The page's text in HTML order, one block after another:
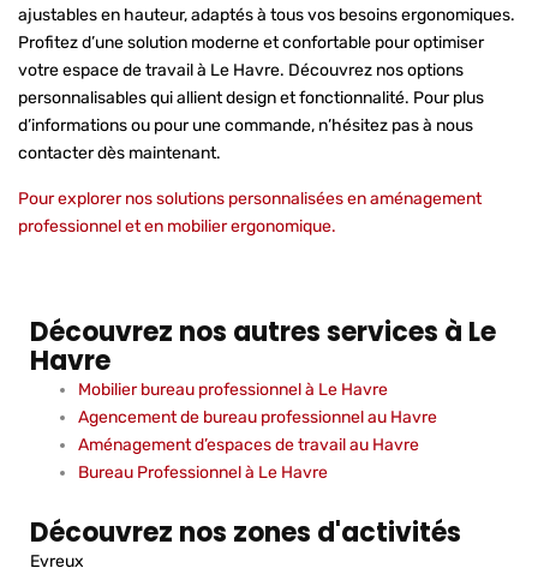
ajustables en hauteur, adaptés à tous vos besoins ergonomiques.
Profitez d’une solution moderne et confortable pour optimiser
votre espace de travail à Le Havre. Découvrez nos options
personnalisables qui allient design et fonctionnalité. Pour plus
d’informations ou pour une commande, n’hésitez pas à nous
contacter dès maintenant.
Pour explorer nossolutions personnalisées en aménagement
professionnel et en mobilier ergonomique.
Découvrez nos autres services à Le
Havre
Mobilier bureau professionnel à Le Havre
Agencement de bureau professionnel au Havre
Aménagement d’espaces de travail au Havre
Bureau Professionnel à Le Havre
Découvrez nos zones d'activités
Evreux